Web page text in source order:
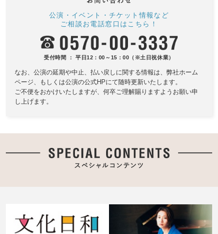
公演・イベント・チケット情報など
ご相談お電話窓口はこちら！
受付時間 ： 平日12：00～15：00（※土日祝休業）
なお、公演の延期や中止、払い戻しに関する情報は、 弊社ホーム
ページ、もしくは公演の公式HPにて随時更新いたします。
ご不便をおかけいたしますが、何卒ご理解賜りますようお願い申
し上げます。